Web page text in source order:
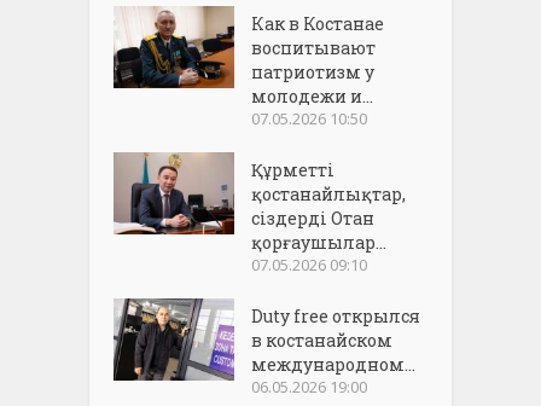
Как в Костанае
воспитывают
патриотизм у
молодежи и...
07.05.2026 10:50
Құрметті
қостанайлықтар,
сіздерді Отан
қорғаушылар...
07.05.2026 09:10
Duty free открылся
в костанайском
международном...
06.05.2026 19:00